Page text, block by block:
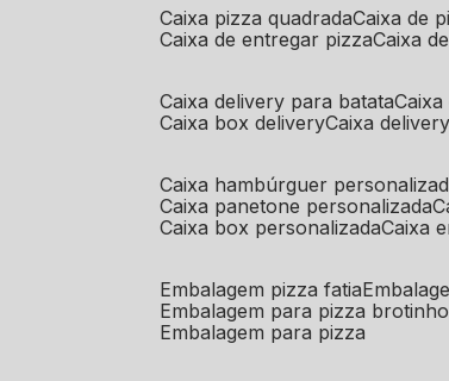
caixa pizza quadrada caixa de
caixa de entregar pizza caixa
caixa delivery para batata
caixa box delivery caixa
caixa hambúrguer
caixa panetone personalizada
caixa box personalizada caixa
embalagem pizza fatia
embalagem para pizza brotinho
embalagem para pizza